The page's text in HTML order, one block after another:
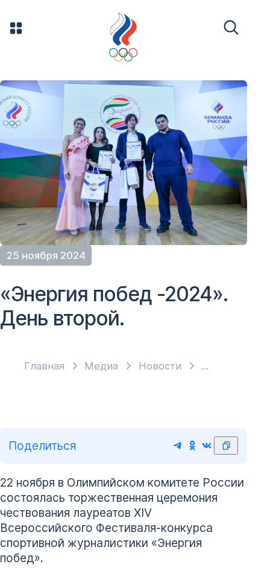
25 ноября 2024
Главная Медиа Новости
«Энергия побед -2024».
День второй.
Поделиться
22 ноября в Олимпийском комитете России
состоялась торжественная церемония
чествования лауреатов XIV
Всероссийского Фестиваля-конкурса
спортивной журналистики «Энергия
побед».